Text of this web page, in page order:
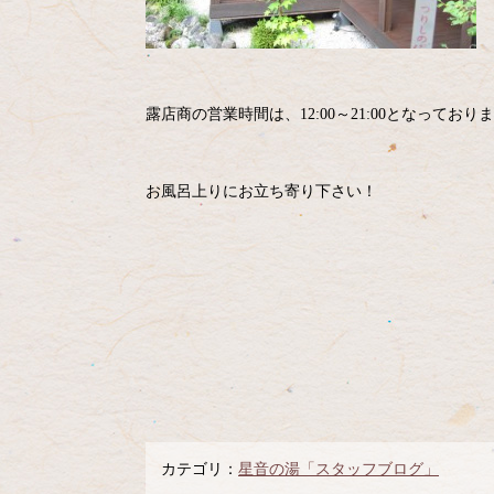
露店商の営業時間は、12:00～21:00となっており
お風呂上りにお立ち寄り下さい！
カテゴリ： 星音の湯「スタッフブログ」